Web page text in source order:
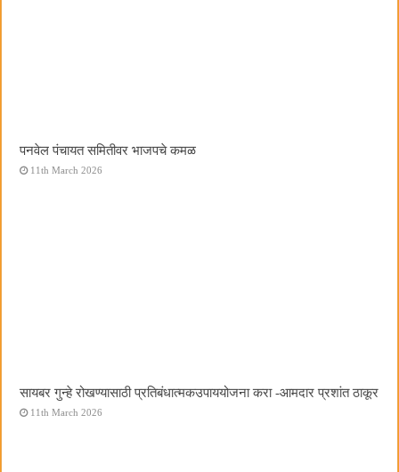
पनवेल पंचायत समितीवर भाजपचे कमळ
11th March 2026
सायबर गुन्हे रोखण्यासाठी प्रतिबंधात्मकउपाययोजना करा -आमदार प्रशांत ठाकूर
11th March 2026